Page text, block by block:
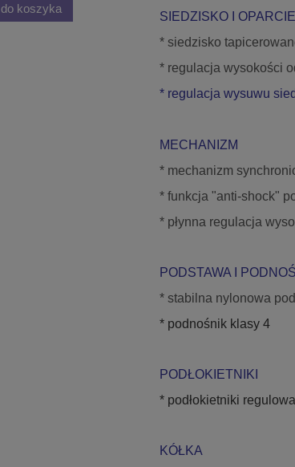
do koszyka do koszyka
SIEDZISKO I OPARCIE
* siedzisko
* regulacja wysokości
* regulacja wysuwu
MECHANIZM
* mechanizm
* funkcja "anti-shock"
* płynna regulacja
PODSTAWA I
* stabilna nylonowa
* podnośnik klasy 4
PODŁOKIETNIKI
* podłokietniki
KÓŁKA